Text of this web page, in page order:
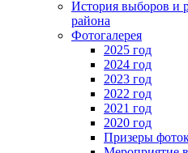
История выборов и
района
Фотогалерея
2025 год
2024 год
2023 год
2022 год
2021 год
2020 год
Призеры